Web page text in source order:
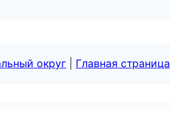
округ Главная страница